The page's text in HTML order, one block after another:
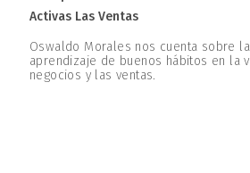
Activas Las Ventas
Oswaldo Morales nos cuenta sobre
aprendizaje de buenos hábitos en la
negocios y las ventas.